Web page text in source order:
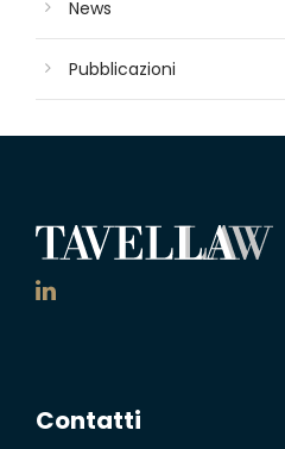
News
Pubblicazioni
Contatti